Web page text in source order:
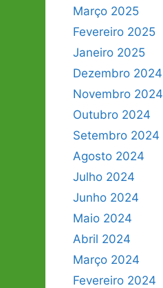
Março 2025
Fevereiro 2025
Janeiro 2025
Dezembro 2024
Novembro 2024
Outubro 2024
Setembro 2024
Agosto 2024
Julho 2024
Junho 2024
Maio 2024
Abril 2024
Março 2024
Fevereiro 2024